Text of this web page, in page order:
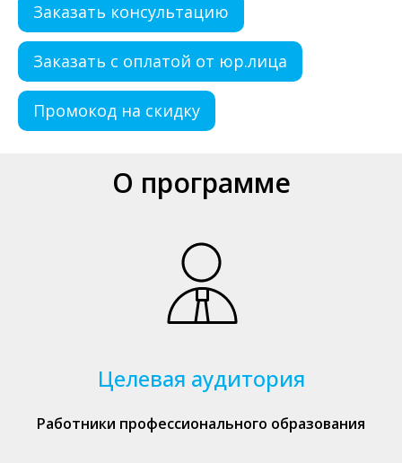
Заказать консультацию
Заказать с оплатой от юр.лица
Промокод на скидку
О программе
Целевая аудитория
Работники профессионального образования